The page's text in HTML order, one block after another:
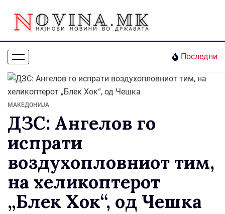
Последни
МАКЕДОНИЈА
ДЗС: Ангелов го
испрати
воздухопловниот тим,
на хеликоптерот
„Блек Хок“, од Чешка